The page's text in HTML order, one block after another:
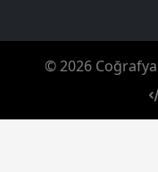
© 2026 Coğrafya